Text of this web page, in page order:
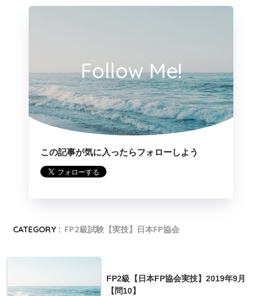
軽減
の要
件
居住用に適用(賃貸マンション等『住宅用』はN
G)
床面積50㎡以上240㎡以下
土
特例
の税
不動産取得税＝(固定資産税評価額×1/2×3%)－
控除額
の要
年以内にその土地を取得する
Follow Me!
この記事が気に入ったらフォローしよう
CATEGORY : FP2級試験【実技】日本FP協会
FP2級【日本FP協会実技】2019年9月
【問10】